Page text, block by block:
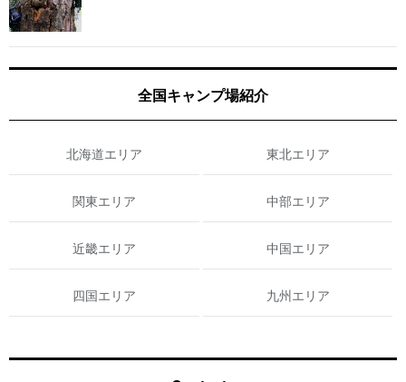
全国キャンプ場紹介
北海道エリア 東北エリア
関東エリア 中部エリア
近畿エリア 中国エリア
四国エリア 九州エリア